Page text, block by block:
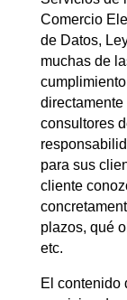
Comercio
de Datos,
muchas de
consultores
para sus
cliente
plazos, qué
etc.
El contenido